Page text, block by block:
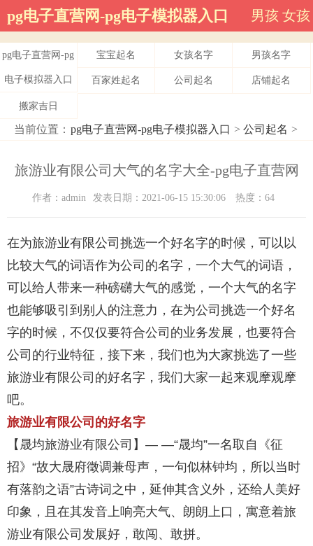
pg电子直营网-pg电子模拟器入口 男孩 女孩
pg电子直营网-pg
电子模拟器入口
宝宝起名 女孩名字 男孩名字
百家姓起名 公司起名 店铺起名
搬家吉日
当前位置： pg电子直营网-pg电子模拟器入口 > 公司起名 >
旅游业有限公司大气的名字大全-pg电子直营网
作者：admin 发表日期：2021-06-15 15:30:06 热度：64
在为旅游业有限公司挑选一个好名字的时候，可以以
比较大气的词语作为公司的名字，一个大气的词语，
可以给人带来一种磅礴大气的感觉，一个大气的名字
也能够吸引到别人的注意力，在为公司挑选一个好名
字的时候，不仅仅要符合公司的业务发展，也要符合
公司的行业特征，接下来，我们也为大家挑选了一些
旅游业有限公司的好名字，我们大家一起来观摩观摩
吧。
旅游业有限公司的好名字
【晟均旅游业有限公司】— —“晟均”一名取自《征
招》“故大晟府徵调兼母声，一句似林钟均，所以当时
有落韵之语”古诗词之中，延伸其含义外，还给人美好
印象，且在其发音上响亮大气、朗朗上口，寓意着旅
游业有限公司发展好，敢闯、敢拼。